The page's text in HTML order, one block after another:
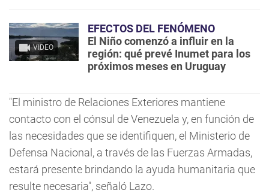
VIDEO
EFECTOS DEL FENÓMENO
El Niño comenzó a influir en la
región: qué prevé Inumet para los
próximos meses en Uruguay
"El ministro de Relaciones Exteriores mantiene
contacto con el cónsul de Venezuela y, en función de
las necesidades que se identifiquen, el Ministerio de
Defensa Nacional, a través de las Fuerzas Armadas,
estará presente brindando la ayuda humanitaria que
resulte necesaria", señaló Lazo.